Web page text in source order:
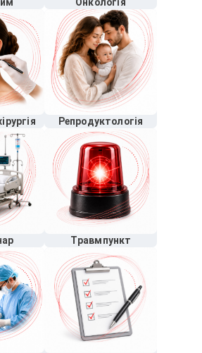
Репродуктологія
Травмпункт